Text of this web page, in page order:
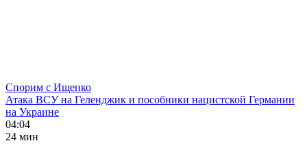
Спорим с Ищенко
Атака ВСУ на Геленджик и пособники нацистской Германии
на Украине
04:04
24 мин